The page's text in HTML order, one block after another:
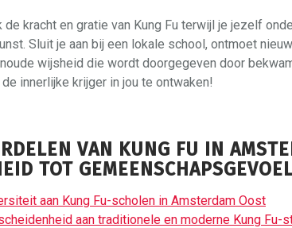
de kracht en gratie van Kung Fu terwijl je jezelf
Sluit je aan bij een lokale school, ontmoet
wijsheid die wordt doorgegeven door
innerlijke krijger in jou te ontwaken!
VAN KUNG FU IN
TOT
aan Kung Fu-scholen in Amsterdam Oost
aan traditionele en moderne Kung Fu-